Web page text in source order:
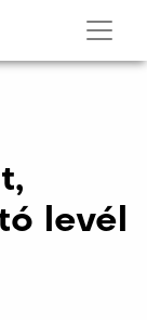
levél